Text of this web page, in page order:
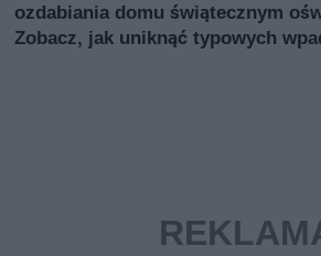
ozdabiania domu świątecznym
Zobacz, jak uniknąć typowych